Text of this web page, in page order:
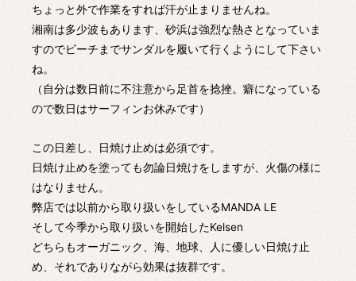
ちょっと外で作業をすれば汗が止まりませんね。
湘南は多少波もあります、砂浜は強烈な熱さとなっていま
すのでビーチまでサンダルを履いて行くようにして下さい
ね。
（自分は数日前に不注意から足首を捻挫。癖になっている
ので数日はサーフィンお休みです）
この日差し、日焼け止めは必須です。
日焼け止めを塗っても勿論日焼けをしますが、火傷の様に
はなりません。
弊店では以前から取り扱いをしているMANDA LE
そして今季から取り扱いを開始したKelsen
どちらもオーガニック、海、地球、人に優しい日焼け止
め、それでありながら効果は抜群です。